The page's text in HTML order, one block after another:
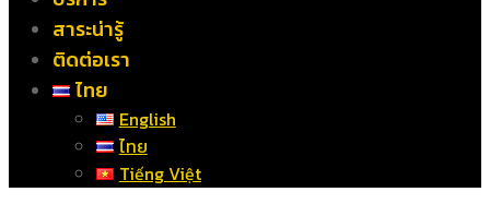
สาระน่ารู้
ติดต่อเรา
ไทย
English
ไทย
Tiếng Việt